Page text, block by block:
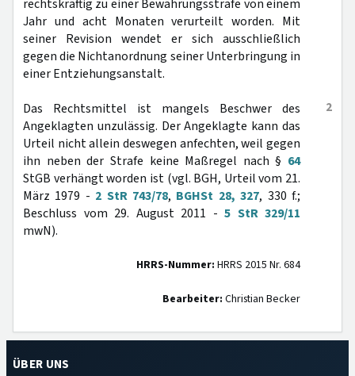
rechtskräftig zu einer Bewährungsstrafe von einem
Jahr und acht Monaten verurteilt worden. Mit
seiner Revision wendet er sich ausschließlich
gegen die Nichtanordnung seiner Unterbringung in
einer Entziehungsanstalt.
2
Das Rechtsmittel ist mangels Beschwer des
Angeklagten unzulässig. Der Angeklagte kann das
Urteil nicht allein deswegen anfechten, weil gegen
ihn neben der Strafe keine Maßregel nach § 64
StGB verhängt worden ist (vgl. BGH, Urteil vom 21.
März 1979 - 2 StR 743/78, BGHSt 28, 327, 330 f.;
Beschluss vom 29. August 2011 - 5 StR 329/11
mwN).
HRRS-Nummer: HRRS 2015 Nr. 684
Bearbeiter: Christian Becker
ÜBER UNS